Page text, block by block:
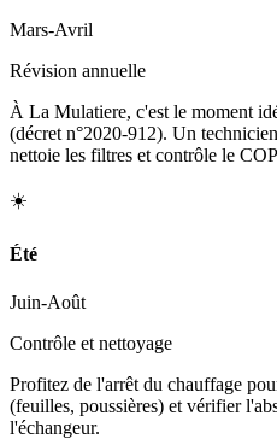
Mars-Avril
Révision annuelle
À La Mulatiere, c'est le moment
(décret n°2020-912). Un
nettoie les filtres et contrôle le
☀️
Été
Juin-Août
Contrôle et nettoyage
Profitez de l'arrêt du chauffage
(feuilles, poussières) et vérifier
l'échangeur.